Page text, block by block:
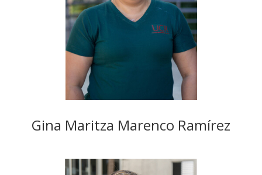
Gina Maritza Marenco Ramírez